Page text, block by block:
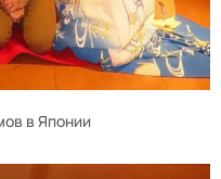
в Японии